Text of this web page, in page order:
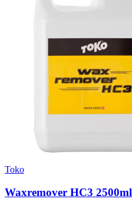
Toko
Waxremover HC3 2500ml